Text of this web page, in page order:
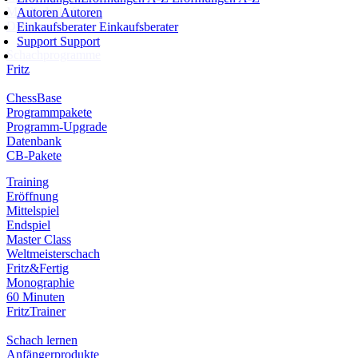
Autoren Autoren
EinkaufsberaterEinkaufsberater
Support Support
Mitgliedschaft
Dukaten
Schachprogramme
Fritz
ChessBase
Programmpakete
Programm-Upgrade
Datenbank
CB-Pakete
Training
Eröffnung
Mittelspiel
Endspiel
Master Class
Weltmeisterschach
Fritz&Fertig
Monographie
60 Minuten
FritzTrainer
Schach lernen
Anfängerprodukte